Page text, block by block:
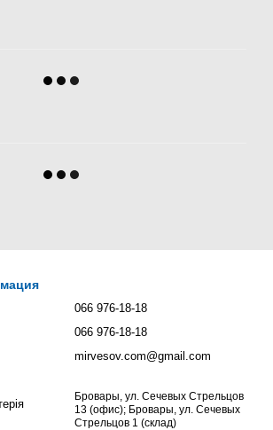
066 976-18-18
066 976-18-18
mirvesov.com@gmail.com
Бровары, ул. Сечевых Стрельцов
13 (офис); Бровары, ул. Сечевых
Стрельцов 1 (склад)